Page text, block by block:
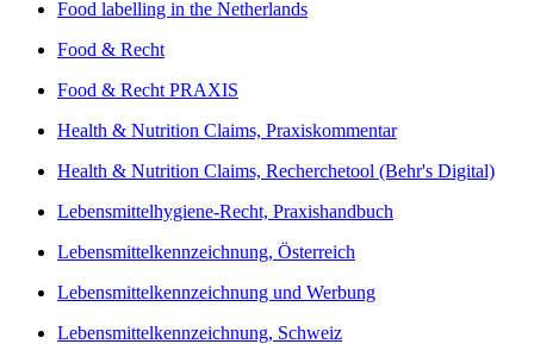
Food labelling in the Netherlands
Food & Recht
Food & Recht PRAXIS
Health & Nutrition Claims, Praxiskommentar
Health & Nutrition Claims, Recherchetool (Behr's Digital)
Lebensmittelhygiene-Recht, Praxishandbuch
Lebensmittelkennzeichnung, Österreich
Lebensmittelkennzeichnung und Werbung
Lebensmittelkennzeichnung, Schweiz